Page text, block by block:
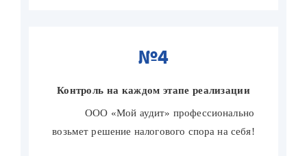
№4
Контроль на каждом этапе реализации
ООО «Мой аудит» профессионально
возьмет решение налогового спора на себя!